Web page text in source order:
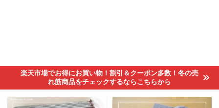
楽天市場でお得にお買い物！割引＆クーポン多数！冬の売
れ筋商品をチェックするならこちらから